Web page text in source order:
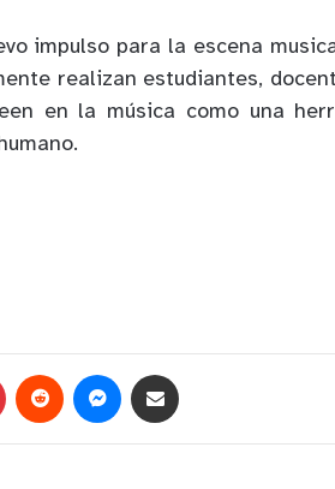
impulso para la escena
realizan estudiantes,
en la música como una